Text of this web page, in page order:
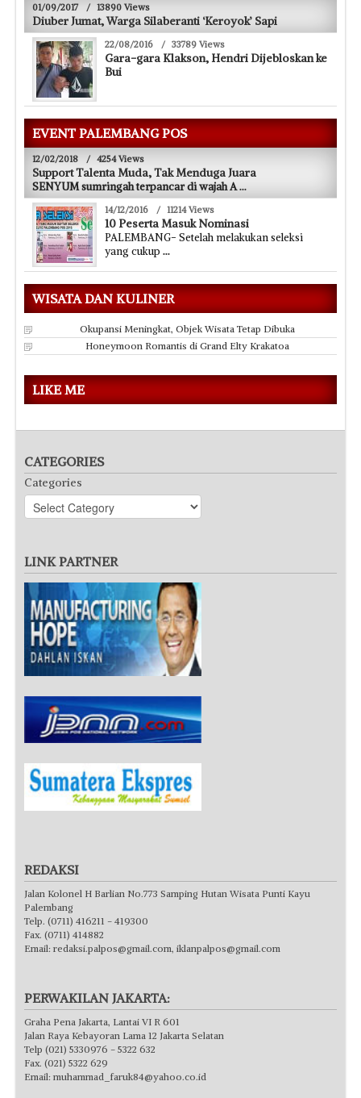
01/09/2017 / 13890 Views
Diuber Jumat, Warga Silaberanti ‘Keroyok’ Sapi
22/08/2016 / 33789 Views
Gara-gara Klakson, Hendri Dijebloskan ke
Bui
EVENT PALEMBANG POS
12/02/2018 / 4254 Views
Support Talenta Muda, Tak Menduga Juara
SENYUM sumringah terpancar di wajah A...
14/12/2016 / 11214 Views
10 Peserta Masuk Nominasi
PALEMBANG- Setelah melakukan seleksi
yang cukup ...
WISATA DAN KULINER
Okupansi Meningkat, Objek Wisata Tetap Dibuka
Honeymoon Romantis di Grand Elty Krakatoa
LIKE ME
CATEGORIES
Categories
LINK PARTNER
REDAKSI
Jalan Kolonel H Barlian No.773 Samping Hutan Wisata Punti Kayu
Palembang
Telp. (0711) 416211 - 419300
Fax. (0711) 414882
Email: redaksi.palpos@gmail.com, iklanpalpos@gmail.com
PERWAKILAN JAKARTA:
Graha Pena Jakarta, Lantai VI R 601
Jalan Raya Kebayoran Lama 12 Jakarta Selatan
Telp (021) 5330976 - 5322 632
Fax. (021) 5322 629
Email: muhammad_faruk84@yahoo.co.id